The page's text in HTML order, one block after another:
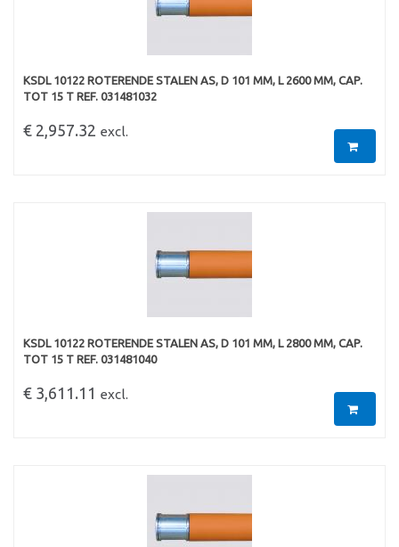
KSDL 10122 ROTERENDE STALEN AS, D 101 MM, L 2600 MM, CAP.
TOT 15 T REF. 031481032
€ 2,957.32 excl.
KSDL 10122 ROTERENDE STALEN AS, D 101 MM, L 2800 MM, CAP.
TOT 15 T REF. 031481040
€ 3,611.11 excl.